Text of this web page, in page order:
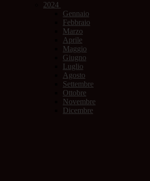
2024
Gennaio
Febbraio
Marzo
Aprile
Maggio
Giugno
Luglio
Agosto
Settembre
Ottobre
Novembre
Dicembre